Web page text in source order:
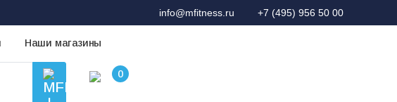
info@mfitness.ru +7 (495) 956 50 00
Наши магазины